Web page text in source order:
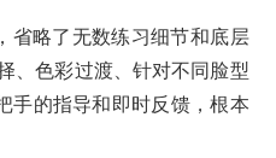
省略了无数练习细节和底层
、色彩过渡、针对不同脸型
手的指导和即时反馈，根本